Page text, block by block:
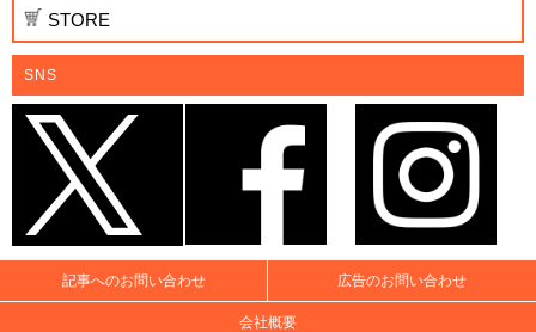
STORE
SNS
記事へのお問い合わせ 広告のお問い合わせ
会社概要